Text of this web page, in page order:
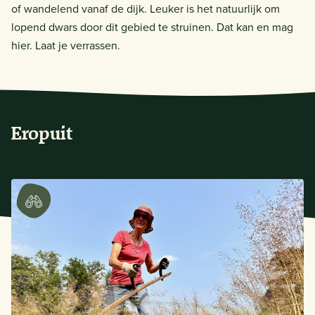
of wandelend vanaf de dijk. Leuker is het natuurlijk om
lopend dwars door dit gebied te struinen. Dat kan en mag
hier. Laat je verrassen.
Eropuit